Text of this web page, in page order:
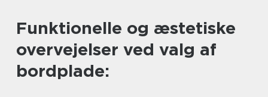
Funktionelle og æstetiske
overvejelser ved valg af
bordplade: